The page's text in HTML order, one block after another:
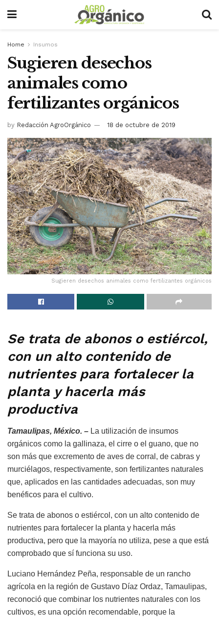
Home Insumos
Sugieren desechos
animales como
fertilizantes orgánicos
by Redacción AgroOrgánico 18 de octubre de 2019
Sugieren desechos animales como fertilizantes orgánicos
Se trata de abonos o estiércol,
con un alto contenido de
nutrientes para fortalecer la
planta y hacerla más
productiva
Tamaulipas, México. – La utilización de insumos
orgánicos como la gallinaza, el cirre o el guano, que no
son más que excremento de aves de corral, de cabras y
murciélagos, respectivamente, son fertilizantes naturales
que, aplicados en las cantidades adecuadas, son muy
benéficos para el cultivo.
Se trata de abonos o estiércol, con un alto contenido de
nutrientes para fortalecer la planta y hacerla más
productiva, pero que la mayoría no utiliza, pese a que está
comprobado que sí funciona su uso.
Luciano Hernández Peña, responsable de un rancho
agrícola en la región de Gustavo Díaz Ordaz, Tamaulipas,
reconoció que combinar los nutrientes naturales con los
cultivos, es una opción recomendable, porque la